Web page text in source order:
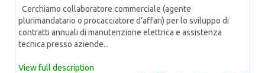
Cerchiamo collaboratore commerciale (agente
plurimandatario o procacciatore d’affari) per lo sviluppo di
contratti annuali di manutenzione elettrica e assistenza
tecnica presso aziende...
View full description